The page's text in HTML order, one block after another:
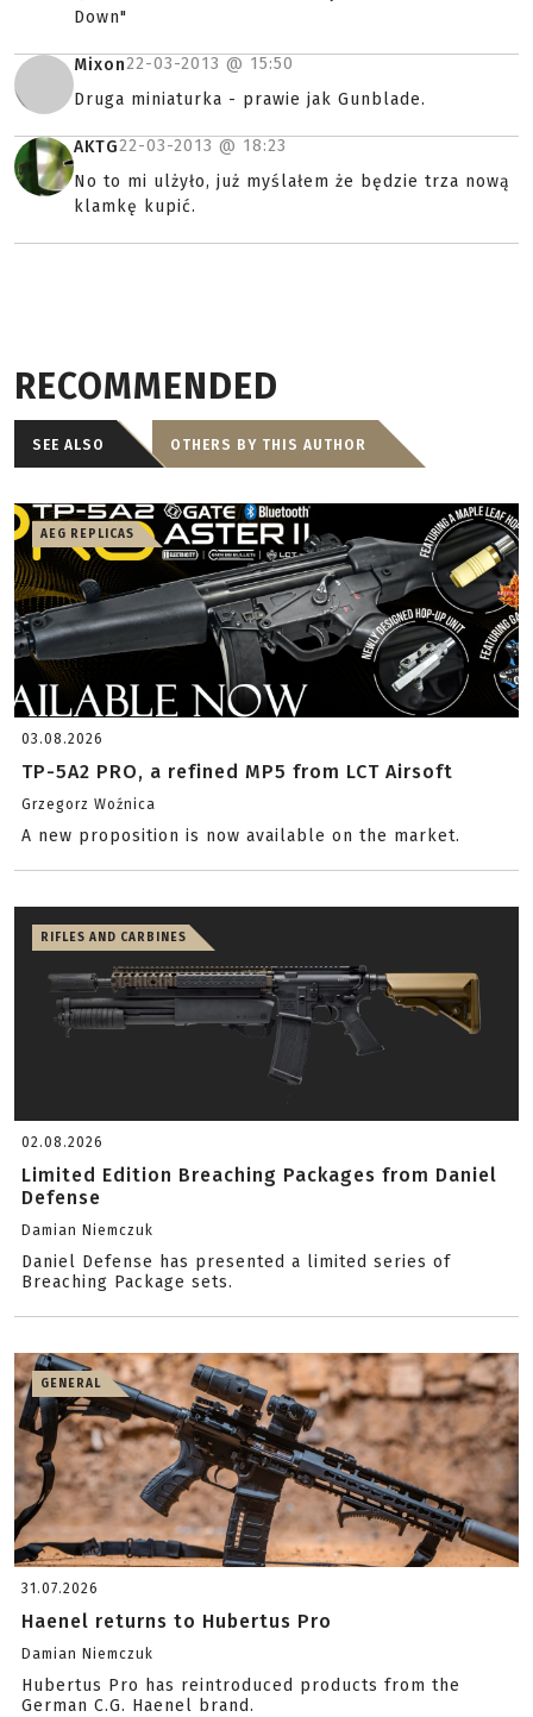
Down"
Mixon22-03-2013 @ 15:50
Druga miniaturka - prawie jak Gunblade.
AKTG22-03-2013 @ 18:23
No to mi ulżyło, już myślałem że będzie trza nową
klamkę kupić.
RECOMMENDED
SEE ALSO OTHERS BY THIS AUTHOR
AEG REPLICAS
03.08.2026
TP-5A2 PRO, a refined MP5 from LCT Airsoft
Grzegorz Woźnica
A new proposition is now available on the market.
RIFLES AND CARBINES
02.08.2026
Limited Edition Breaching Packages from Daniel
Defense
Damian Niemczuk
Daniel Defense has presented a limited series of
Breaching Package sets.
GENERAL
31.07.2026
Haenel returns to Hubertus Pro
Damian Niemczuk
Hubertus Pro has reintroduced products from the
German C.G. Haenel brand.